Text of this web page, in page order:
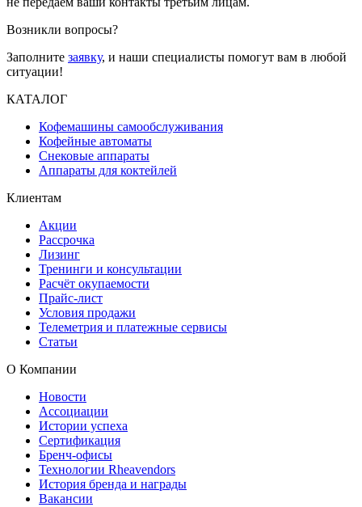
Возникли вопросы?
Заполните заявку, и наши специалисты помогут вам в любой
ситуации!
КАТАЛОГ
Кофемашины самообслуживания
Кофейные автоматы
Снековые аппараты
Аппараты для коктейлей
Клиентам
Акции
Рассрочка
Лизинг
Тренинги и консультации
Расчёт окупаемости
Прайс-лист
Условия продажи
Телеметрия и платежные сервисы
Статьи
О Компании
Новости
Ассоциации
Истории успеха
Сертификация
Бренч-офисы
Технологии Rheavendors
История бренда и награды
Вакансии